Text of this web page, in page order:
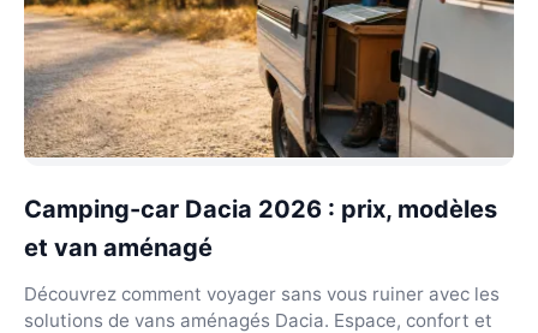
Camping-car Dacia 2026 : prix, modèles
et van aménagé
Découvrez comment voyager sans vous ruiner avec les
solutions de vans aménagés Dacia. Espace, confort et